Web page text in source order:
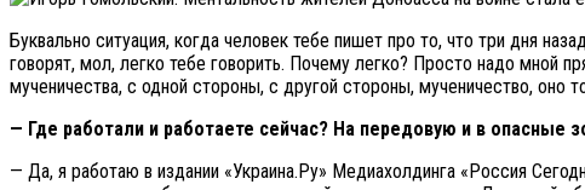
Буквально ситуация, когда человек тебе пишет про то, что три дня
говорят, мол, легко тебе говорить. Почему легко? Просто надо мной
мученичества, с одной стороны, с другой стороны, мученичество, оно
— Где работали и работаете сейчас? На передовую и в опасные
— Да, я работаю в издании «Украина.Ру» Медиахолдинга «Россия